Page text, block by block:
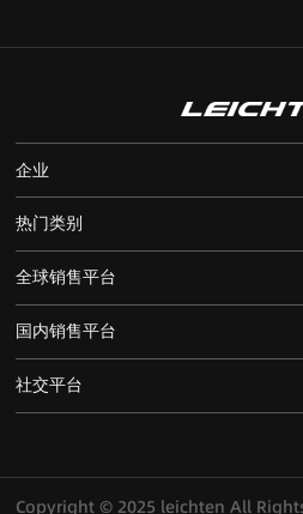
企业
热门类别
全球销售平台
国内销售平台
社交平台
Copyright © 2025 leichten All